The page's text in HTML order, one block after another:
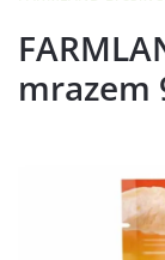
mrazem